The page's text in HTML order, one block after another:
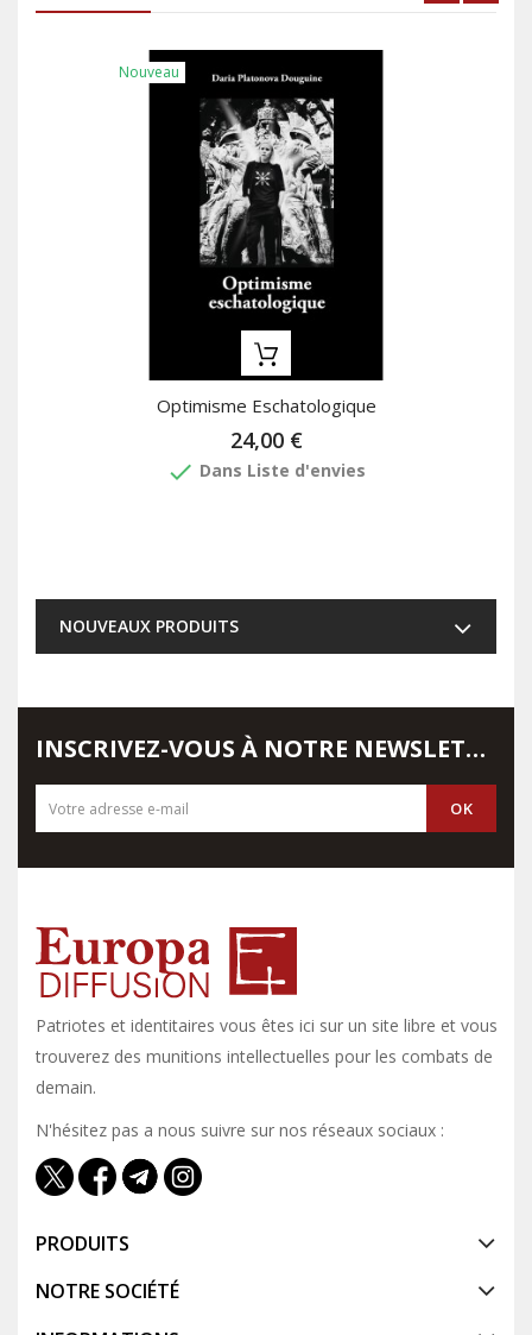
Nouveau
Optimisme Eschatologique
24,00 €
done Dans Liste d'envies
NOUVEAUX PRODUITS
INSCRIVEZ-VOUS À NOTRE NEWSLETTER
Patriotes et identitaires vous êtes ici sur un site libre et vous y
trouverez des munitions intellectuelles pour les combats de
demain.
N'hésitez pas a nous suivre sur nos réseaux sociaux :
PRODUITS
NOTRE SOCIÉTÉ